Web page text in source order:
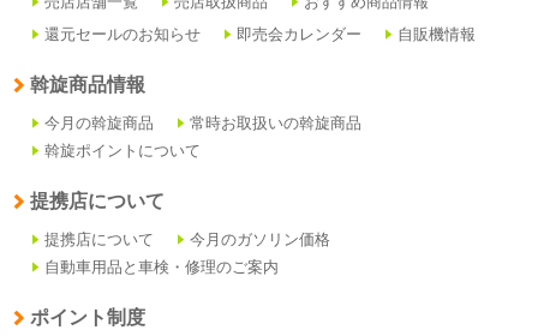
還元セールのお知らせ
即売会カレンダー 自販機情報
斡旋商品情報
今月の斡旋商品
常時お取扱いの斡旋商品
斡旋ポイントについて
提携店について
提携店について
今月のガソリン価格
自動車用品と車検・修理のご案内
ポイント制度